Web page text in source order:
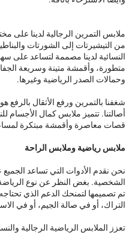
ملابس التمرين الرجالية لدينا على
من التيشيرتات إلى الشورتات
النسائية لدينا مصممة لتساعد على
متطورة، وأقمشة متينة وسريعة
وحمالات الصدر الرياضية وغيرها.
شغفنا بالتمرين ورفع الأثقال بالرفع
أصالتنا. تتميز ملابس كمال الأجسام
قصات معاصرة وأقمشة مبتكرة
ملابس رياضية وملابس الراحة
نحن نقدم الأدوات التي تساعد
الشخصية. بغض النظر عن نوع
تم تصميمها لتمنحك الدعم الذي
التراك، أو في صالة الجيم، أو في
تعزز الملابس الرياضية الرجالية